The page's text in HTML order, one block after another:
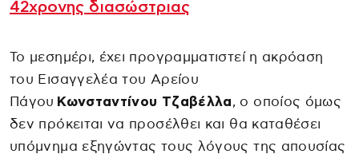
42χρονης διασώστριας
Το μεσημέρι, έχει προγραμματιστεί η ακρόαση
του Εισαγγελέα του Αρείου
Πάγου Κωνσταντίνου Τζαβέλλα, ο οποίος όμως
δεν πρόκειται να προσέλθει και θα καταθέσει
υπόμνημα εξηγώντας τους λόγους της απουσίας